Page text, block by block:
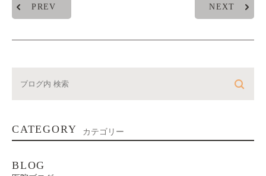
PREV NEXT
CATEGORY カテゴリー
BLOG